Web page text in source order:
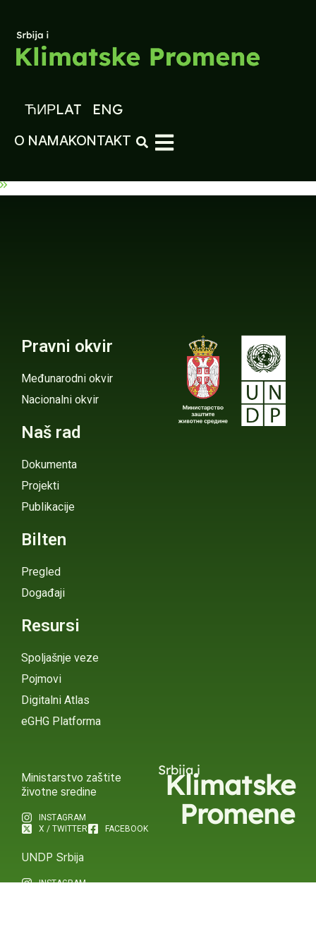
ЋИРLAT ENG
O NAMAKONTAKT
Pravni okvir
Međunarodni okvir
Nacionalni okvir
Naš rad
Dokumenta
Projekti
Publikacije
Bilten
Pregled
Događaji
Resursi
Spoljašnje veze
Pojmovi
Digitalni Atlas
eGHG Platforma
Ministarstvo zaštite
životne sredine
INSTAGRAM
X / TWITTER
FACEBOOK
UNDP Srbija
INSTAGRAM
Srbija i
Klimatske
Promene